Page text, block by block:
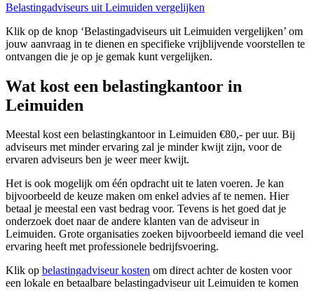
Belastingadviseurs uit Leimuiden vergelijken
Klik op de knop ‘Belastingadviseurs uit Leimuiden vergelijken’ om
jouw aanvraag in te dienen en specifieke vrijblijvende voorstellen te
ontvangen die je op je gemak kunt vergelijken.
Wat kost een belastingkantoor in
Leimuiden
Meestal kost een belastingkantoor in Leimuiden €80,- per uur. Bij
adviseurs met minder ervaring zal je minder kwijt zijn, voor de
ervaren adviseurs ben je weer meer kwijt.
Het is ook mogelijk om één opdracht uit te laten voeren. Je kan
bijvoorbeeld de keuze maken om enkel advies af te nemen. Hier
betaal je meestal een vast bedrag voor. Tevens is het goed dat je
onderzoek doet naar de andere klanten van de adviseur in
Leimuiden. Grote organisaties zoeken bijvoorbeeld iemand die veel
ervaring heeft met professionele bedrijfsvoering.
Klik op belastingadviseur kosten om direct achter de kosten voor
een lokale en betaalbare belastingadviseur uit Leimuiden te komen